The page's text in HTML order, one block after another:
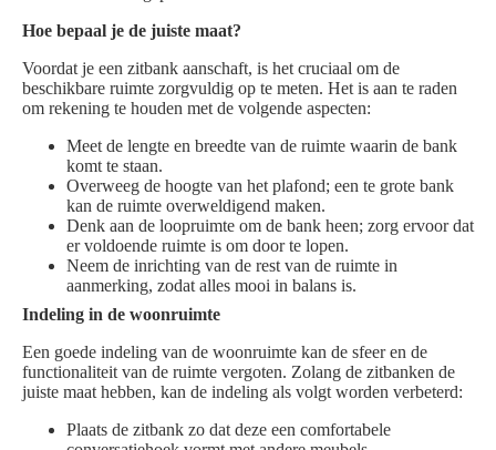
Hoe bepaal je de juiste maat?
Voordat je een zitbank aanschaft, is het cruciaal om de
beschikbare ruimte zorgvuldig op te meten. Het is aan te raden
om rekening te houden met de volgende aspecten:
Meet de lengte en breedte van de ruimte waarin de bank
komt te staan.
Overweeg de hoogte van het plafond; een te grote bank
kan de ruimte overweldigend maken.
Denk aan de loopruimte om de bank heen; zorg ervoor dat
er voldoende ruimte is om door te lopen.
Neem de inrichting van de rest van de ruimte in
aanmerking, zodat alles mooi in balans is.
Indeling in de woonruimte
Een goede indeling van de woonruimte kan de sfeer en de
functionaliteit van de ruimte vergoten. Zolang de zitbanken de
juiste maat hebben, kan de indeling als volgt worden verbeterd:
Plaats de zitbank zo dat deze een comfortabele